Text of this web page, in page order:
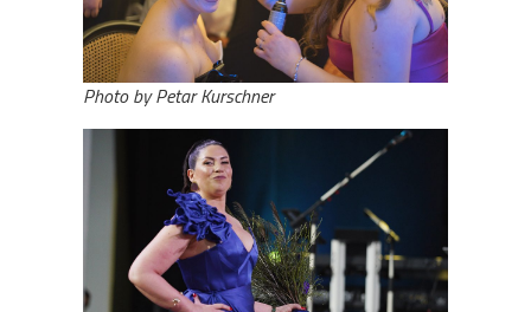
Photo by Petar Kurschner